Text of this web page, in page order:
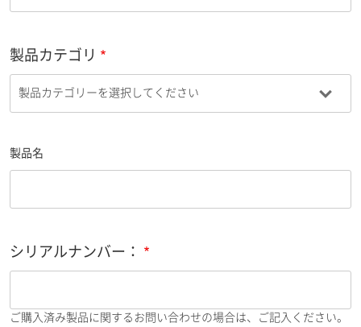
製品カテゴリ
製品名
シリアルナンバー：
ご購入済み製品に関するお問い合わせの場合は、ご記入ください。